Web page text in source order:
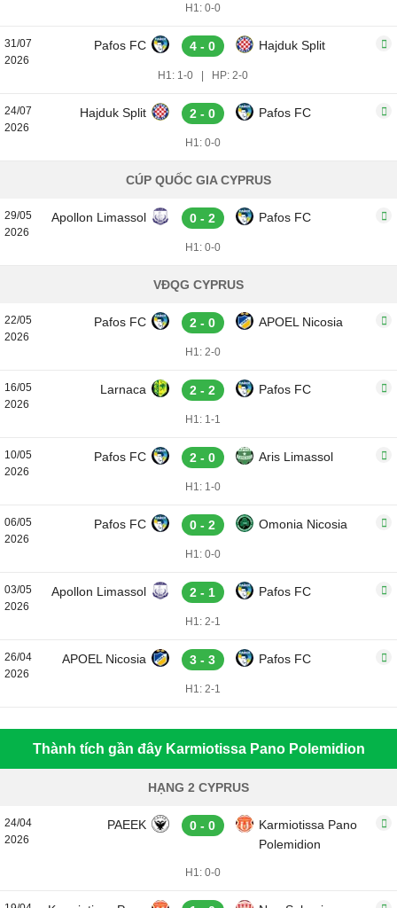
H1: 0-0
31/07
2026
Pafos FC 4 - 0 Hajduk Split
H1: 1-0 HP: 2-0
24/07
2026
Hajduk Split 2 - 0 Pafos FC
H1: 0-0
CÚP QUỐC GIA CYPRUS
29/05
2026
Apollon Limassol 0 - 2 Pafos FC
H1: 0-0
VĐQG CYPRUS
22/05
2026
Pafos FC 2 - 0 APOEL Nicosia
H1: 2-0
16/05
2026
Larnaca 2 - 2 Pafos FC
H1: 1-1
10/05
2026
Pafos FC 2 - 0 Aris Limassol
H1: 1-0
06/05
2026
Pafos FC 0 - 2 Omonia Nicosia
H1: 0-0
03/05
2026
Apollon Limassol 2 - 1 Pafos FC
H1: 2-1
26/04
2026
APOEL Nicosia 3 - 3 Pafos FC
H1: 2-1
Thành tích gần đây Karmiotissa Pano Polemidion
HẠNG 2 CYPRUS
24/04
2026
PAEEK 0 - 0
Karmiotissa Pano
Polemidion
H1: 0-0